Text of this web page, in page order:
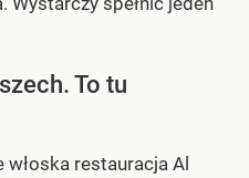
To tu
restauracja Al